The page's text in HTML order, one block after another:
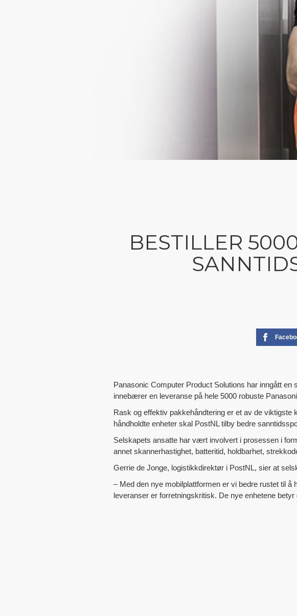
BESTILLER
Panasonic Computer Product Solutions har inngått
innebærer en leveranse på hele 5000 robuste
Rask og effektiv pakkehåndtering er et av de
håndholdte enheter skal PostNL tilby bedre
Selskapets ansatte har vært involvert i prosessen i
annet skannerhastighet, batteritid, holdbarhet,
Gerrie de Jonge, logistikkdirektør i PostNL, sier at
– Med den nye mobilplattformen er vi bedre rustet til
leveranser er forretningskritisk. De nye enhetene